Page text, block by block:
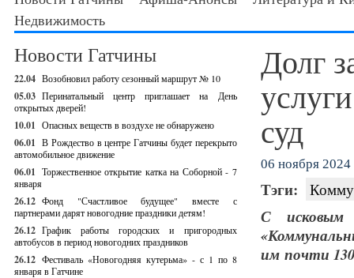
Недвижимость
Новости Гатчины
22.04 Возобновил работу сезонный маршрут № 10
05.03 Перинатальный центр приглашает на День
открытых дверей!
10.01 Опасных веществ в воздухе не обнаружено
06.01 В Рождество в центре Гатчины будет перекрыто
автомобильное движение
06.01 Торжественное открытие катка на Соборной - 7
января
26.12 Фонд "Счастливое будущее" вместе с
партнерами дарят новогодние праздники детям!
26.12 График работы городских и пригородных
автобусов в период новогодних праздников
26.12 Фестиваль «Новогодняя кутерьма» - с 1 по 8
января в Гатчине
Долг
суд
06 ноября 2024
Тэги:
С исковым
им почти